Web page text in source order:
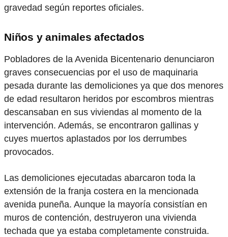
gravedad según reportes oficiales.
Niños y animales afectados
Pobladores de la Avenida Bicentenario denunciaron
graves consecuencias por el uso de maquinaria
pesada durante las demoliciones ya que dos menores
de edad resultaron heridos por escombros mientras
descansaban en sus viviendas al momento de la
intervención. Además, se encontraron gallinas y
cuyes muertos aplastados por los derrumbes
provocados.
Las demoliciones ejecutadas abarcaron toda la
extensión de la franja costera en la mencionada
avenida puneña. Aunque la mayoría consistían en
muros de contención, destruyeron una vivienda
techada que ya estaba completamente construida.